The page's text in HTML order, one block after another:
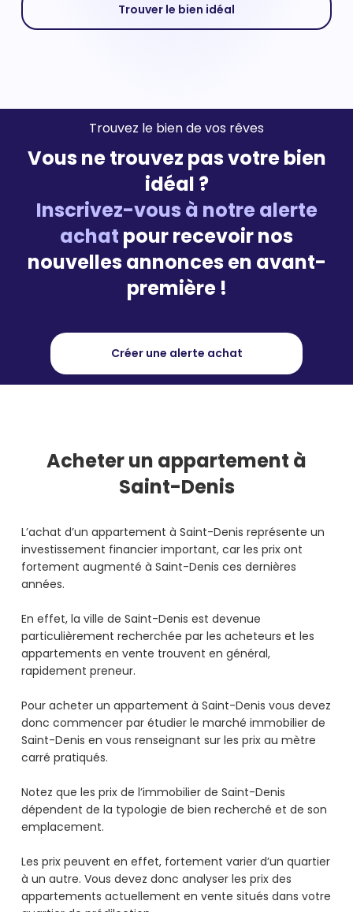
Trouver le bien idéal
Trouvez le bien de vos rêves
Vous ne trouvez pas votre bien
idéal ?
Inscrivez-vous à notre alerte
achat pour recevoir nos
nouvelles annonces en avant-
première !
Créer une alerte achat
Acheterun appartement à
Saint-Denis
L’achat d’un appartement à Saint-Denis représente un
investissement financier important, car les prix ont
fortement augmenté à Saint-Denis ces dernières
années.
En effet, la ville de Saint-Denis est devenue
particulièrement recherchée par les acheteurs et les
appartements en vente trouvent en général,
rapidement preneur.
Pour acheter un appartement à Saint-Denis vous devez
donc commencer par étudier le marché immobilier de
Saint-Denis en vous renseignant sur les prix au mètre
carré pratiqués.
Notez que les prix de l’immobilier de Saint-Denis
dépendent de la typologie de bien recherché et de son
emplacement.
Les prix peuvent en effet, fortement varier d’un quartier
à un autre. Vous devez donc analyser les prix des
appartements actuellement en vente situés dans votre